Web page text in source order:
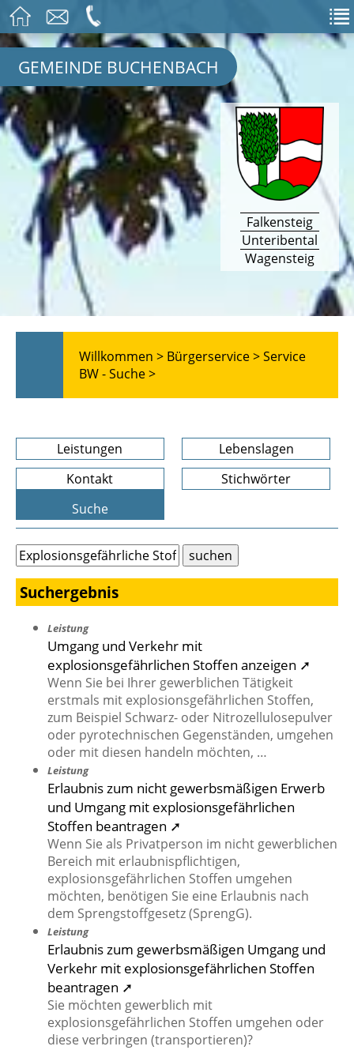
GEMEINDE BUCHENBACH
Falkensteig
Unteribental
Wagensteig
Willkommen > Bürgerservice >Service
BW - Suche >
Leistungen
Lebenslagen
Kontakt
Stichwörter
Suche
Suchergebnis
Leistung
Umgang und Verkehr mit
explosionsgefährlichen Stoffen anzeigen ➚
Wenn Sie bei Ihrer gewerblichen Tätigkeit
erstmals mit explosionsgefährlichen Stoffen,
zum Beispiel Schwarz- oder Nitrozellulosepulver
oder pyrotechnischen Gegenständen, umgehen
oder mit diesen handeln möchten, …
Leistung
Erlaubnis zum nicht gewerbsmäßigen Erwerb
und Umgang mit explosionsgefährlichen
Stoffen beantragen ➚
Wenn Sie als Privatperson im nicht gewerblichen
Bereich mit erlaubnispflichtigen,
explosionsgefährlichen Stoffen umgehen
möchten, benötigen Sie eine Erlaubnis nach
dem Sprengstoffgesetz (SprengG).
Leistung
Erlaubnis zum gewerbsmäßigen Umgang und
Verkehr mit explosionsgefährlichen Stoffen
beantragen ➚
Sie möchten gewerblich mit
explosionsgefährlichen Stoffen umgehen oder
diese verbringen (transportieren)?